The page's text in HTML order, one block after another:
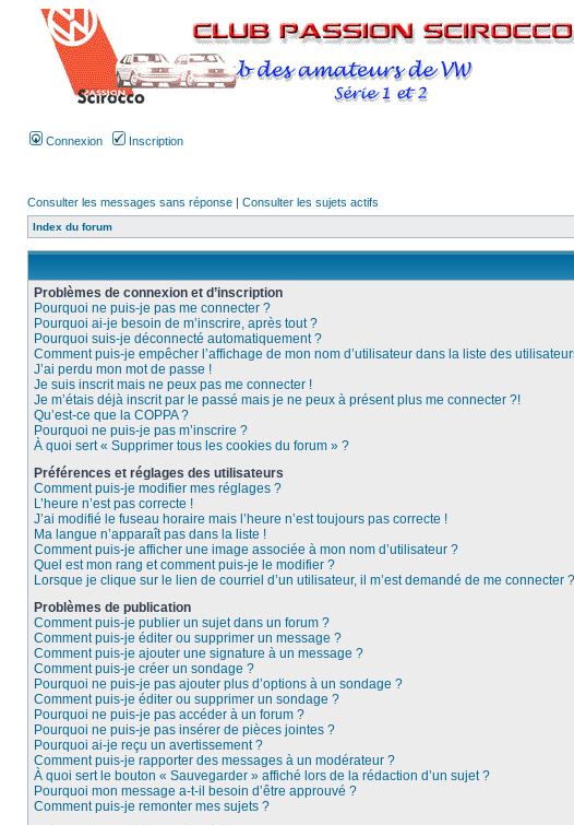
Connexion Inscription
Consulter les messages sans réponse | Consulter les sujets actifs
Index du forum
Problèmes de connexion et d’inscription
Pourquoi ne puis-je pas me connecter ?
Pourquoi ai-je besoin de m’inscrire, après tout ?
Pourquoi suis-je déconnecté automatiquement ?
Comment puis-je empêcher l’affichage de mon nom d’utilisateur dans la liste des
J’ai perdu mon mot de passe !
Je suis inscrit mais ne peux pas me connecter !
Je m’étais déjà inscrit par le passé mais je ne peux à présent plus me connecter ?!
Qu’est-ce que la COPPA ?
Pourquoi ne puis-je pas m’inscrire ?
À quoi sert « Supprimer tous les cookies du forum » ?
Préférences et réglages des utilisateurs
Comment puis-je modifier mes réglages ?
L’heure n’est pas correcte !
J’ai modifié le fuseau horaire mais l’heure n’est toujours pas correcte !
Ma langue n’apparaît pas dans la liste !
Comment puis-je afficher une image associée à mon nom d’utilisateur ?
Quel est mon rang et comment puis-je le modifier ?
Lorsque je clique sur le lien de courriel d’un utilisateur, il m’est demandé de me connecter ?
Problèmes de publication
Comment puis-je publier un sujet dans un forum ?
Comment puis-je éditer ou supprimer un message ?
Comment puis-je ajouter une signature à un message ?
Comment puis-je créer un sondage ?
Pourquoi ne puis-je pas ajouter plus d’options à un sondage ?
Comment puis-je éditer ou supprimer un sondage ?
Pourquoi ne puis-je pas accéder à un forum ?
Pourquoi ne puis-je pas insérer de pièces jointes ?
Pourquoi ai-je reçu un avertissement ?
Comment puis-je rapporter des messages à un modérateur ?
À quoi sert le bouton « Sauvegarder » affiché lors de la rédaction d’un sujet ?
Pourquoi mon message a-t-il besoin d’être approuvé ?
Comment puis-je remonter mes sujets ?